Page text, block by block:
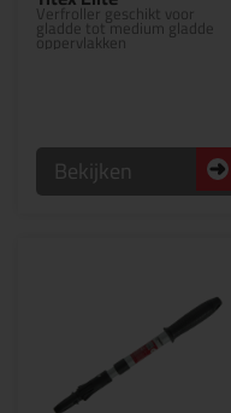
Verfroller geschikt voor
gladde tot medium gladde
oppervlakken
Bekijken